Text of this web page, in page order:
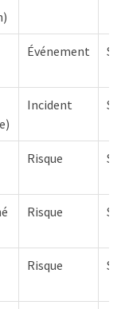
Événement
Incident
Risque
Risque
Risque